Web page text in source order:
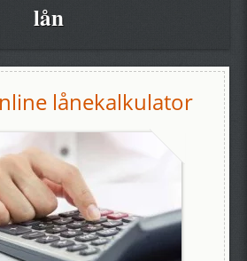
lån
lånekalkulator